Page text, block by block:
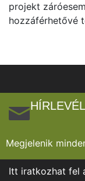
projekt
hozzáférhetővé
HÍRLEVÉL
Megjelenik
Itt iratkozhat fel